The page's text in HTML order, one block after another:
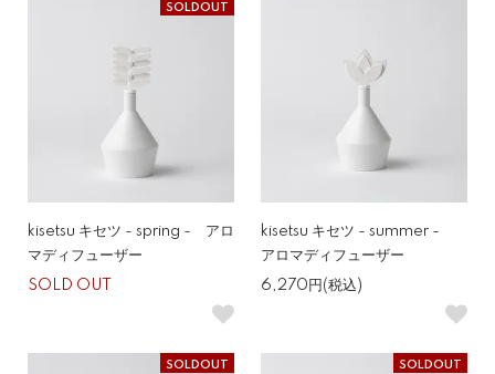
SOLDOUT
kisetsu キセツ - spring - アロ
マディフューザー
SOLD OUT
kisetsu キセツ - summer -
アロマディフューザー
6,270円(税込)
SOLDOUT SOLDOUT